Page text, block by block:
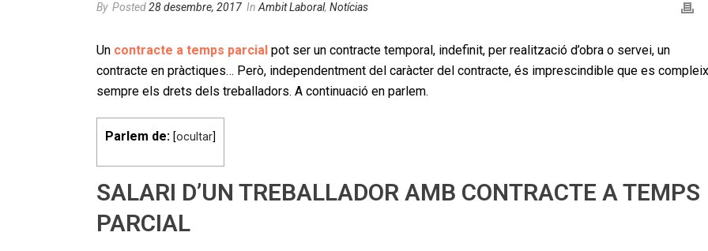
By Posted28 desembre, 2017 In Ambit Laboral, Notícias
Un contracte a temps parcial pot ser un contracte temporal, indefinit, per realització d’obra o servei, un
contracte en pràctiques… Però, independentment del caràcter del contracte, és imprescindible que es
sempre els drets dels treballadors. A continuació en parlem.
Parlem de: [ocultar]
SALARI D’UN TREBALLADOR AMB CONTRACTE A TEMPS
PARCIAL